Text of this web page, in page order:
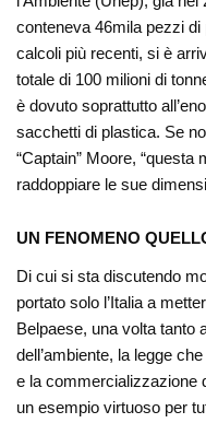
conteneva 46mila pezzi
calcoli più recenti, si è
totale di 100 milioni di
è dovuto soprattutto
sacchetti di plastica. Se
“Captain” Moore,
raddoppiare le sue
UN FENOMENO
Di cui si sta discutendo
portato solo l’Italia a
Belpaese, una volta tanto
dell’ambiente, la legge
e la commercializzazione
un esempio virtuoso per